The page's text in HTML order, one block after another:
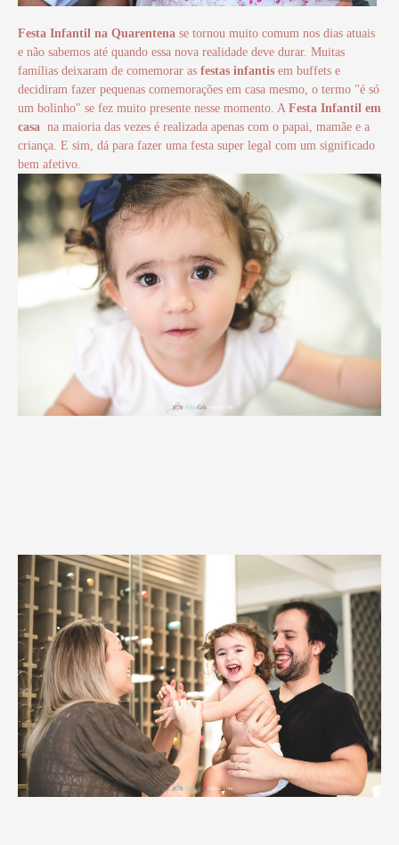
Festa Infantil na Quarentena se tornou muito comum nos dias atuais
e não sabemos até quando essa nova realidade deve durar. Muitas
famílias deixaram de comemorar as festas infantis em buffets e
decidiram fazer pequenas comemorações em casa mesmo, o termo "é só
um bolinho" se fez muito presente nesse momento. A Festa Infantil em
casa na maioria das vezes é realizada apenas com o papai, mamãe e a
criança. E sim, dá para fazer uma festa super legal com um significado
bem afetivo.